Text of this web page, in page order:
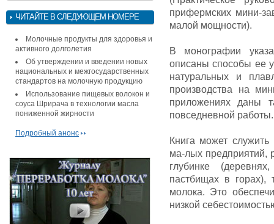
ЧИТАЙТЕ В СЛЕДУЮЩЕМ НОМЕРЕ
Молочные продукты для здоровья и
активного долголетия
Об утверждении и введении новых
национальных и межгосударственных
стандартов на молочную продукцию
Использование пищевых волокон и
соуса Шрирача в технологии масла
пониженной жирности
Подробный анонс
прифермских мини-
малой мощности).
В монографии
описаны способы ее
натуральных и
производства на
приложениях даны
повседневной работы.
Книга может служить
ма-лых предприятий,
глубинке
пастбищах в горах),
молока. Это
низкой